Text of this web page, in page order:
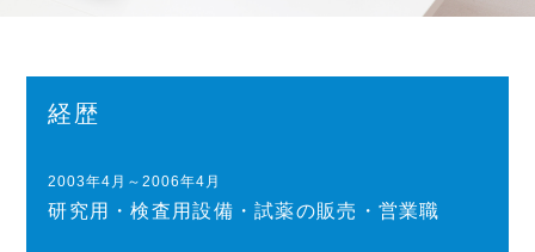
経歴
2003年4月～2006年4月
研究用・検査用設備・試薬の販売・営業職